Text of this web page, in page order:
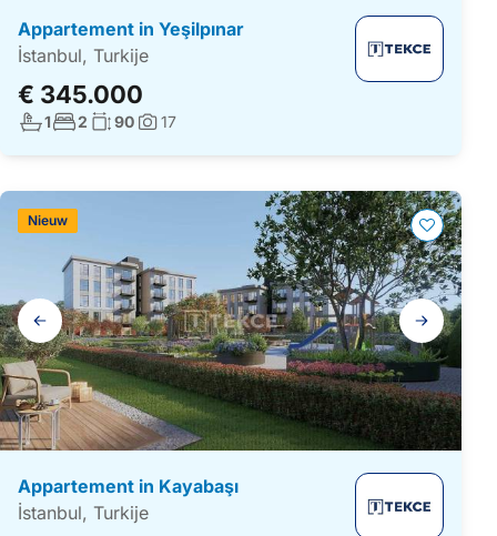
Appartement in Yeşilpınar
İstanbul, Turkije
€ 345.000
Aantal badkamers:
1Aantal slaapkamers:
2 Woonoppervlakte:
90Foto's:
17
Galerij
navigatie
Appartement in Kayabaşı
İstanbul, Turkije
Nieuw